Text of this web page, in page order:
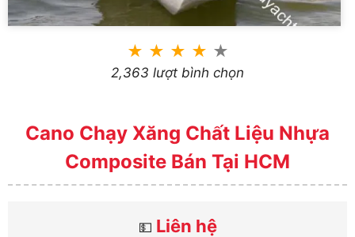
★ ★ ★ ★ ★
2,363 lượt bình chọn
Cano Chạy Xăng Chất Liệu Nhựa
Composite Bán Tại HCM
💵 Liên hệ